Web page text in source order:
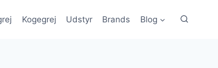
Kogegrej Udstyr Brands Blog